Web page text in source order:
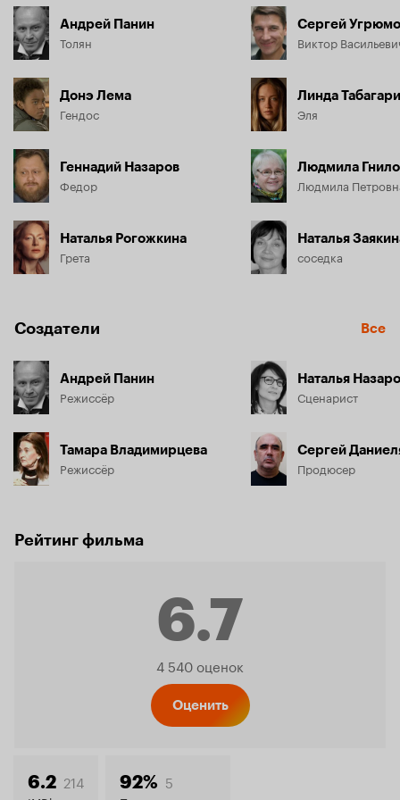
Андрей Панин
Толян
Донэ Лема
Гендос
Геннадий Назаров
Федор
Наталья Рогожкина
Грета
Сергей
Виктор
Линда Табагари
Эля
Людмила
Наталья
соседка
Создатели Все
Андрей Панин
Режиссёр
Тамара Владимирцева
Режиссёр
Наталья
Сценарист
Сергей
Продюсер
Рейтинг фильма
6.7
Рейтинг
4 540 оценок
Оценить
6.2 214 92% 5